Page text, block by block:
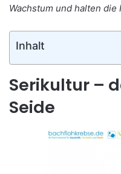
Wachstum und halten die
Inhalt
Serikultur –
Seide